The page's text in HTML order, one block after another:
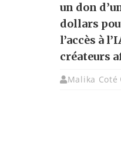
un don
dollars
l’accès à
créateurs
Malika Coté